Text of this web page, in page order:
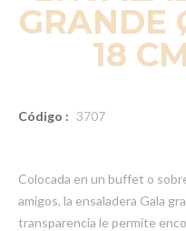
GRANDE
18
Código : 3707
Colocada en un buffet o
amigos, la ensaladera Gala
transparencia le permite